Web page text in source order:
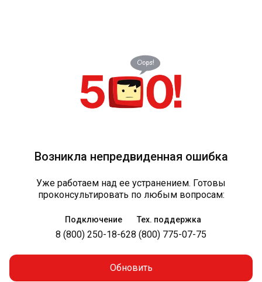
Возникла непредвиденная ошибка
Уже работаем над ее устранением. Готовы
проконсультировать по любым вопросам:
Подключение
8 (800) 250-18-62
Тех. поддержка
8 (800) 775-07-75
Обновить